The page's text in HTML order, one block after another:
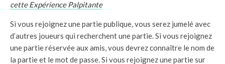
cette Expérience Palpitante
Si vous rejoignez une partie publique, vous serez jumelé avec
d’autres joueurs qui recherchent une partie. Si vous rejoignez
une partie réservée aux amis, vous devrez connaître le nom de
la partie et le mot de passe. Si vous rejoignez une partie sur